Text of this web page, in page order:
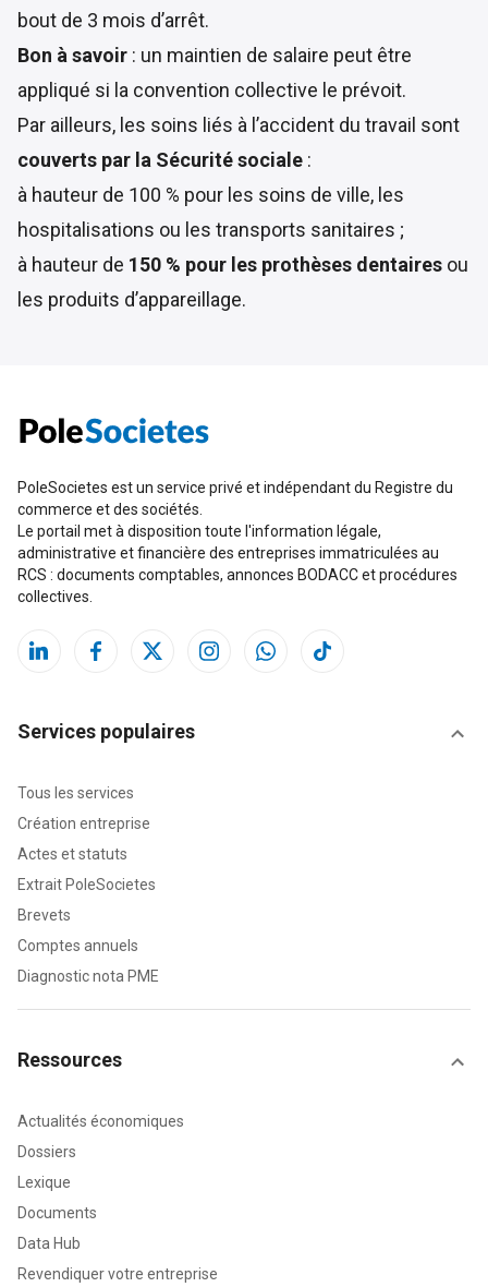
bout de 3 mois d’arrêt.
Bon à savoir : un maintien de salaire peut être
appliqué si la convention collective le prévoit.
Par ailleurs, les soins liés à l’accident du travail sont
couverts par la Sécurité sociale :
à hauteur de 100 % pour les soins de ville, les
hospitalisations ou les transports sanitaires ;
à hauteur de 150 % pour les prothèses dentaires ou
les produits d’appareillage.
PoleSocietes est un service privé et indépendant du Registre du
commerce et des sociétés.
Le portail met à disposition toute l'information légale,
administrative et financière des entreprises immatriculées au
RCS : documents comptables, annonces BODACC et procédures
collectives.
Services populaires
Tous les services
Création entreprise
Actes et statuts
Extrait PoleSocietes
Brevets
Comptes annuels
Diagnostic nota PME
Ressources
Actualités économiques
Dossiers
Lexique
Documents
Data Hub
Revendiquer votre entreprise